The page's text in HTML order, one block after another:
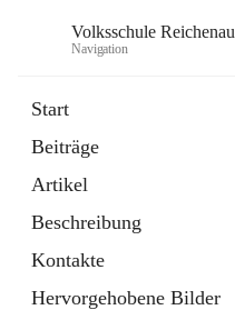
Volksschule Reichenau
Navigation
Start
Beiträge
Artikel
Beschreibung
Kontakte
Hervorgehobene Bilder
Externe Webseite
in
Tab
Toni Klix Maustraining
Externe Webseite
öffnet
in
neuem
Tab